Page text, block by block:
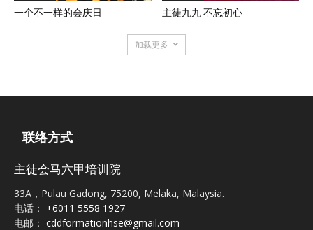
一个不一样的会庆日 主徒九九 不忘初心
加载更多
联络方式
主徒会马六甲培训院
33A，Pulau Gadong, 75200, Melaka, Malaysia.
电话： +6011 5558 1927
电邮： cddformationhse@gmail.com